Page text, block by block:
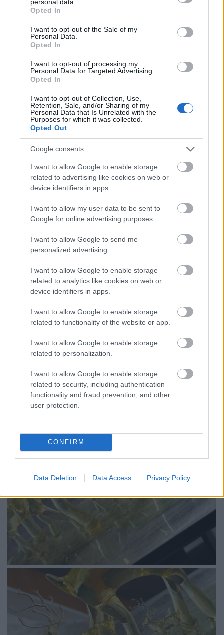
grant or deny consent to Google and its third-party tags to
use your data for below specified purposes in below Google
consent section.
personal data.
Opted In
I want to opt-out of the Sale of my
Personal Data.
Opted In
I want to opt-out of processing my
Personal Data for Targeted Advertising.
Opted In
I want to opt-out of Collection, Use,
Retention, Sale, and/or Sharing of my
Personal Data that Is Unrelated with the
Purposes for which it was collected.
Opted Out
Google consents
I want to allow Google to enable storage
related to advertising like cookies on web or
device identifiers in apps.
I want to allow my user data to be sent to
Google for online advertising purposes.
I want to allow Google to send me
personalized advertising.
I want to allow Google to enable storage
related to analytics like cookies on web or
device identifiers in apps.
I want to allow Google to enable storage
related to functionality of the website or app.
I want to allow Google to enable storage
related to personalization.
I want to allow Google to enable storage
related to security, including authentication
functionality and fraud prevention, and other
user protection.
CONFIRM
Data Deletion Data Access Privacy Policy